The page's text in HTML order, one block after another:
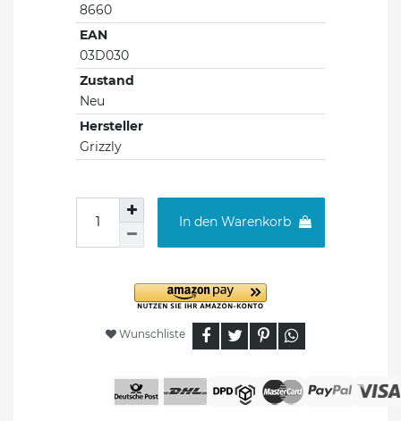
8660
EAN
03D030
Zustand
Neu
Hersteller
Grizzly
In den Warenkorb
Wunschliste